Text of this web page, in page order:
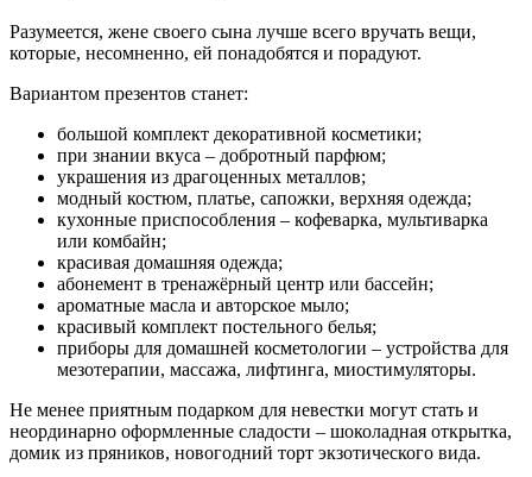
Разумеется, жене своего сына лучше всего вручать вещи,
которые, несомненно, ей понадобятся и порадуют.
Вариантом презентов станет:
большой комплект декоративной косметики;
при знании вкуса – добротный парфюм;
украшения из драгоценных металлов;
модный костюм, платье, сапожки, верхняя одежда;
кухонные приспособления – кофеварка, мультиварка
или комбайн;
красивая домашняя одежда;
абонемент в тренажёрный центр или бассейн;
ароматные масла и авторское мыло;
красивый комплект постельного белья;
приборы для домашней косметологии – устройства для
мезотерапии, массажа, лифтинга, миостимуляторы.
Не менее приятным подарком для невестки могут стать и
неординарно оформленные сладости – шоколадная открытка,
домик из пряников, новогодний торт экзотического вида.